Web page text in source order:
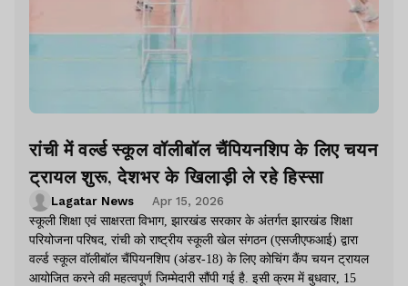
रांची में वर्ल्ड स्कूल वॉलीबॉल चैंपियनशिप के लिए चयन
ट्रायल शुरू, देशभर के खिलाड़ी ले रहे हिस्सा
Lagatar News
Apr 15, 2026
स्कूली शिक्षा एवं साक्षरता विभाग, झारखंड सरकार के अंतर्गत झारखंड शिक्षा
परियोजना परिषद, रांची को राष्ट्रीय स्कूली खेल संगठन (एसजीएफआई) द्वारा
वर्ल्ड स्कूल वॉलीबॉल चैंपियनशिप (अंडर-18) के लिए कोचिंग कैंप चयन ट्रायल
आयोजित करने की महत्वपूर्ण जिम्मेदारी सौंपी गई है. इसी क्रम में बुधवार, 15